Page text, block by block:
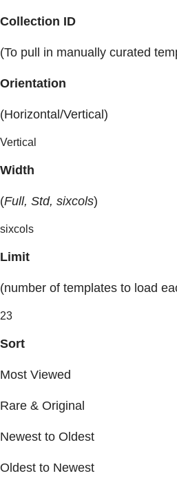
Collection ID
(To pull in manually curated
Orientation
(Horizontal/Vertical)
Vertical
Width
(Full, Std, sixcols)
sixcols
Limit
(number of templates to load
23
Sort
Most Viewed
Rare & Original
Newest to Oldest
Oldest to Newest